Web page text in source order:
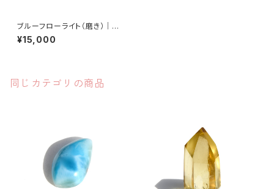
ブルーフローライト（磨き）｜アフ
ガニスタン産
¥15,000
同じカテゴリの商品